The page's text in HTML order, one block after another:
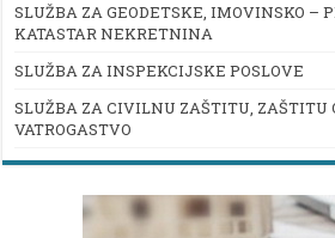
SLUŽBA ZA GEODETSKE, IMOVINSKO –
KATASTAR NEKRETNINA
SLUŽBA ZA INSPEKCIJSKE POSLOVE
SLUŽBA ZA CIVILNU ZAŠTITU, ZAŠTITU
VATROGASTVO